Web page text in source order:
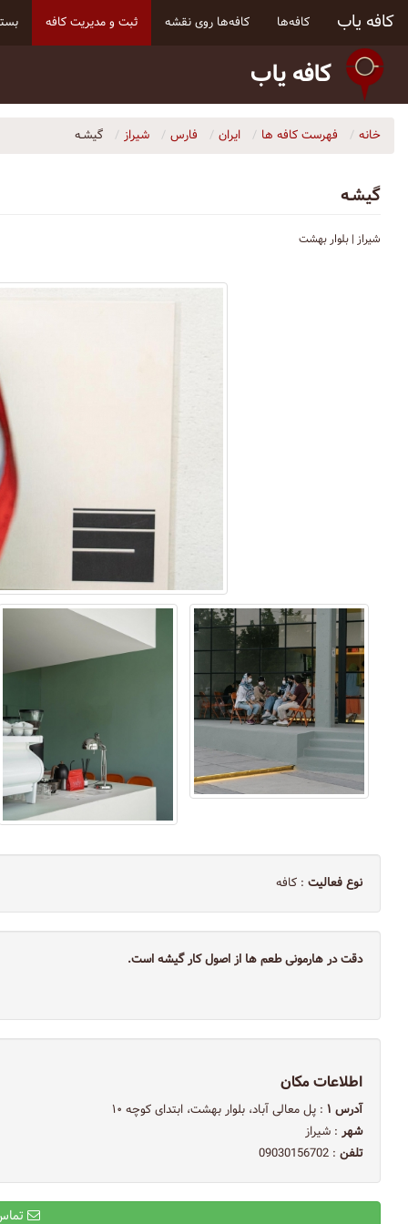
کافه یاب کافه‌ها کافه‌ها روی نقشه ثبت و مدیریت کافه
کافه یاب
خانه فهرست کافه ها ایران فارس شیراز گیشـه
گیشـه
شیراز | بلوار بهشت
نوع فعالیت : کافه
دقت در هارمونی طعم ها از اصول کار گیشه است.
اطلاعات مکان
آدرس ۱
: پل معالی آباد، بلوار بهشت، ابتدای کوچه ۱۰
شهر : شیراز
تلفن : 09030156702